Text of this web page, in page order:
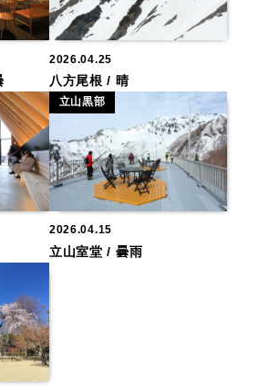
2026.04.25
八方尾根 / 晴
立山黒部
2026.04.15
立山室堂 / 曇雨